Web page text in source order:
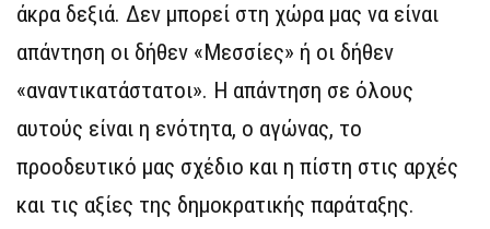
άκρα δεξιά. Δεν μπορεί στη χώρα μας να είναι
απάντηση οι δήθεν «Μεσσίες» ή οι δήθεν
«αναντικατάστατοι». Η απάντηση σε όλους
αυτούς είναι η ενότητα, ο αγώνας, το
προοδευτικό μας σχέδιο και η πίστη στις αρχές
και τις αξίες της δημοκρατικής παράταξης.